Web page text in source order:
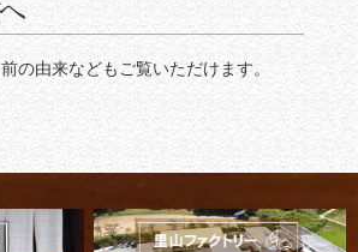
の由来などもご覧いただけます。